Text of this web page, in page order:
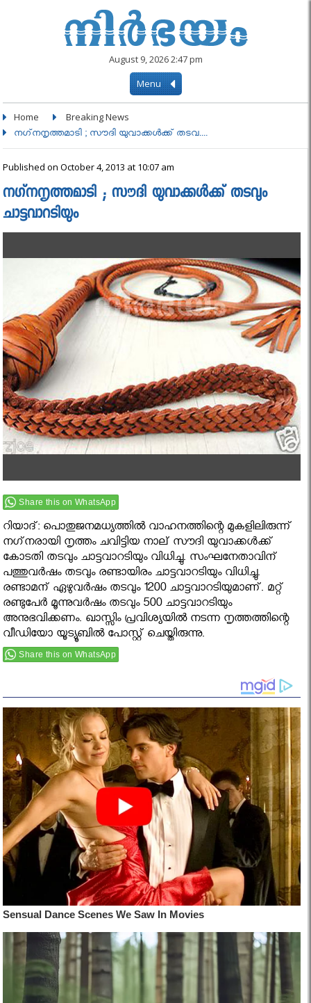
August 9, 2026 2:47 pm
Menu
Home Breaking News
നഗ്‌നനൃത്തമാടി ; സൗദി യുവാക്കള്‍ക്ക് തടവ....
Published on October 4, 2013 at 10:07 am
നഗ്‌നനൃത്തമാടി ; സൗദി യുവാക്കള്‍ക്ക് തടവും
ചാട്ടവാറടിയും
Share this on WhatsApp
റിയാദ്: പൊതുജനമധ്യത്തില്‍ വാഹനത്തിന്റെ മുകളിലിരുന്ന്
നഗ്‌നരായി നൃത്തം ചവിട്ടിയ നാല് സൗദി യുവാക്കള്‍ക്ക്
കോടതി തടവും ചാട്ടവാറടിയും വിധിച്ചു. സംഘനേതാവിന്
പത്തുവര്‍ഷം തടവും രണ്ടായിരം ചാട്ടവാറടിയും വിധിച്ചു.
രണ്ടാമന് ഏഴുവര്‍ഷം തടവും 1200 ചാട്ടവാറടിയുമാണ്. മറ്റ്
രണ്ടുപേര്‍ മൂന്നുവര്‍ഷം തടവും 500 ചാട്ടവാറടിയും
അനുഭവിക്കണം. ഖാസ്സിം പ്രവിശ്യയില്‍ നടന്ന നൃത്തത്തിന്റെ
വീഡിയോ യൂട്യൂബില്‍ പോസ്റ്റ് ചെയ്തിരുന്നു.
Share this on WhatsApp